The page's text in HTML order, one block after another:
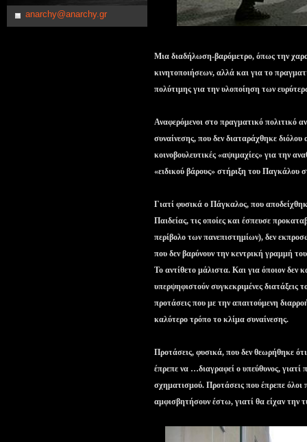
anarchy@anarchy.gr
Μια διαδήλωση-βαρόμετρο, όπως την
κινητοποιήσεων, αλλά και για το
πολύτιμης για την υλοποίηση των
Αναφερόμενοι στο πραγματικό πολιτικό
συναίνεσης, που δεν διαταράχθηκε διόλου
κοινοβουλευτικές «αψιμαχίες» για την
«ειδικού βάρους» στήριξη του Παγκάλου
Γιατί φυσικά ο Πάγκαλος, που
Παιδείας, τις οποίες και έσπευσε
περίβολο των πανεπιστημίων), δεν
που δεν βαρύνουν την κεντρική γραμμή
Το αντίθετο μάλιστα. Και για όποιον δεν
υπερψηφιστούν συγκεκριμένες διατάξεις
προτάσεις που με την απαιτούμενη
καλύτερο τρόπο το κλίμα συναίνεσης.
Προτάσεις, φυσικά, που δεν θεωρήθηκε
έπρεπε να …διαγραφεί ο υπεύθυνος,
σχηματισμού. Προτάσεις που έπρεπε όλοι
αμφισβητήσουν έστω, γιατί θα είχαν την